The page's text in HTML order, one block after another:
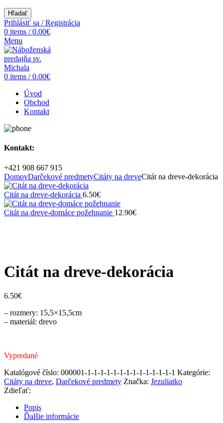
Hľadať
Prihlásiť sa / Registrácia
0 items / 0.00€
Menu
0 items / 0.00€
Úvod
Obchod
Kontakt
Kontakt:
+421 908 667 915
DomovDarčekové predmetyCitáty na dreveCitát na dreve-dekorácia
Citát na dreve-dekorácia 6.50€
Citát na dreve-domáce požehnanie 12.90€
Citát na dreve-dekorácia
6.50€
– rozmery: 15,5×15,5cm
– materiál: drevo
Vypredané
Katalógové číslo: 000001-1-1-1-1-1-1-1-1-1-1-1-1-1-1 Kategórie:
Citáty na dreve, Darčekové predmety Značka: Jezuliatko
Zdieľať:
Popis
Ďalšie informácie